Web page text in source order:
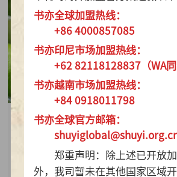
2026-07-28
质价比持续热销
书亦全球加盟热线：
+86 4000857085
书亦印尼市场加盟热线：
+62 82118128837（WA同
书亦越南市场加盟热线：
+84 0918011798
书亦全球官方邮箱：
郑重声明：除上述已开放
外，我司暂未在其他国家区域